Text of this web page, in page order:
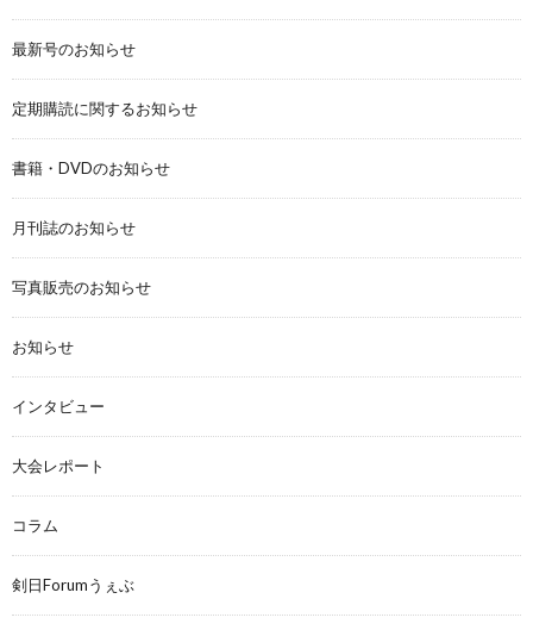
最新号のお知らせ
定期購読に関するお知らせ
書籍・DVDのお知らせ
月刊誌のお知らせ
写真販売のお知らせ
お知らせ
インタビュー
大会レポート
コラム
剣日Forumうぇぶ